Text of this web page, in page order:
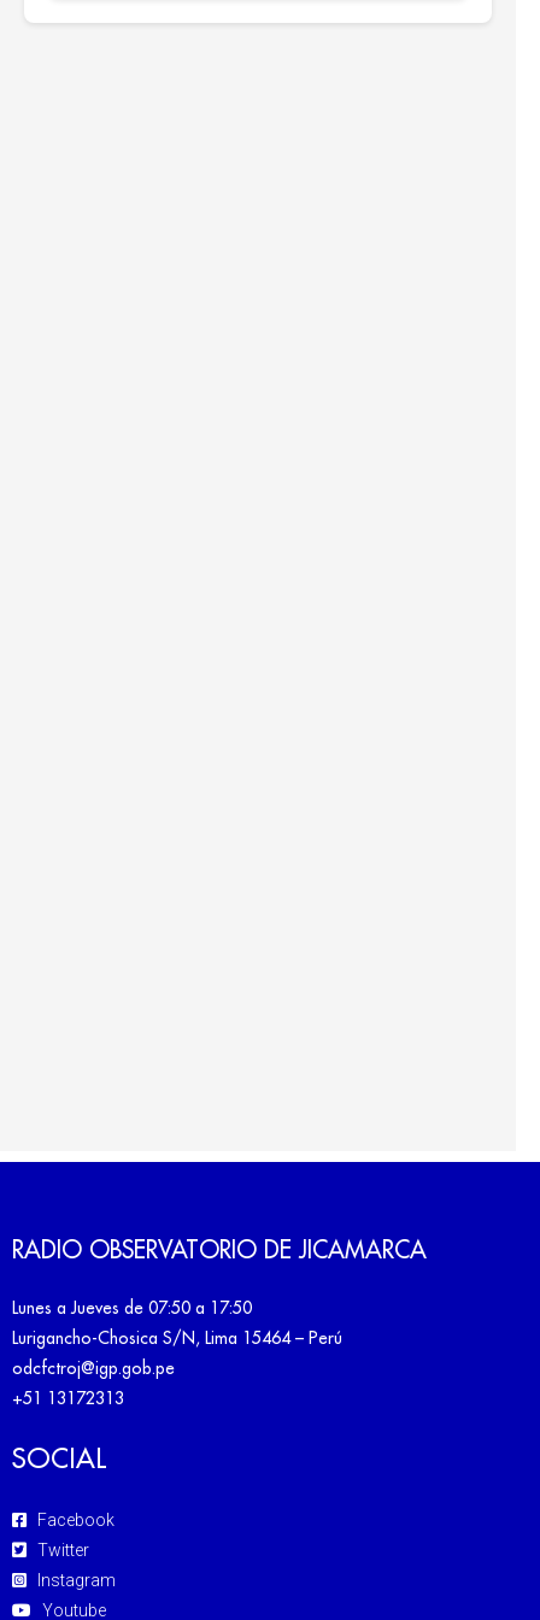
RADIO OBSERVATORIO DE JICAMARCA
Lunes a Jueves de 07:50 a 17:50
Lurigancho-Chosica S/N, Lima 15464 – Perú
odcfctroj@igp.gob.pe
+51 13172313
SOCIAL
Facebook
Twitter
Instagram
Youtube